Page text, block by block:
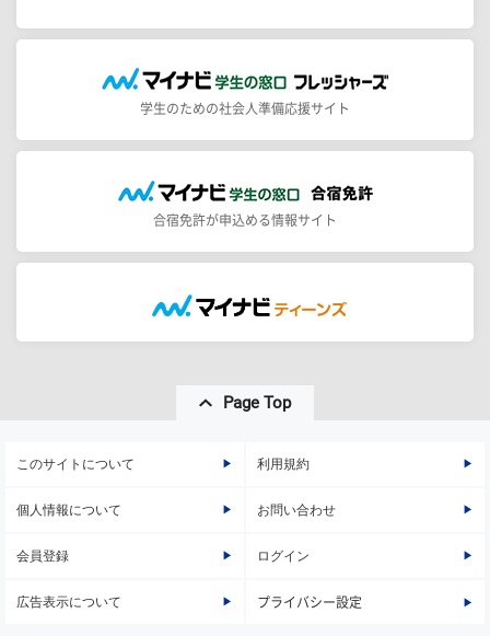
学生のための社会人準備応援サイト
合宿免許が申込める情報サイト
Page Top
このサイトについて 利用規約
個人情報について お問い合わせ
会員登録 ログイン
広告表示について プライバシー設定